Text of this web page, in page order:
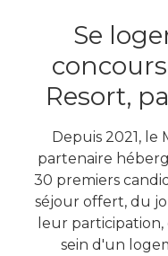
Se
Resort,
Depuis 2021, le
partenaire
30 premiers
séjour offert, du
leur
sein d'un